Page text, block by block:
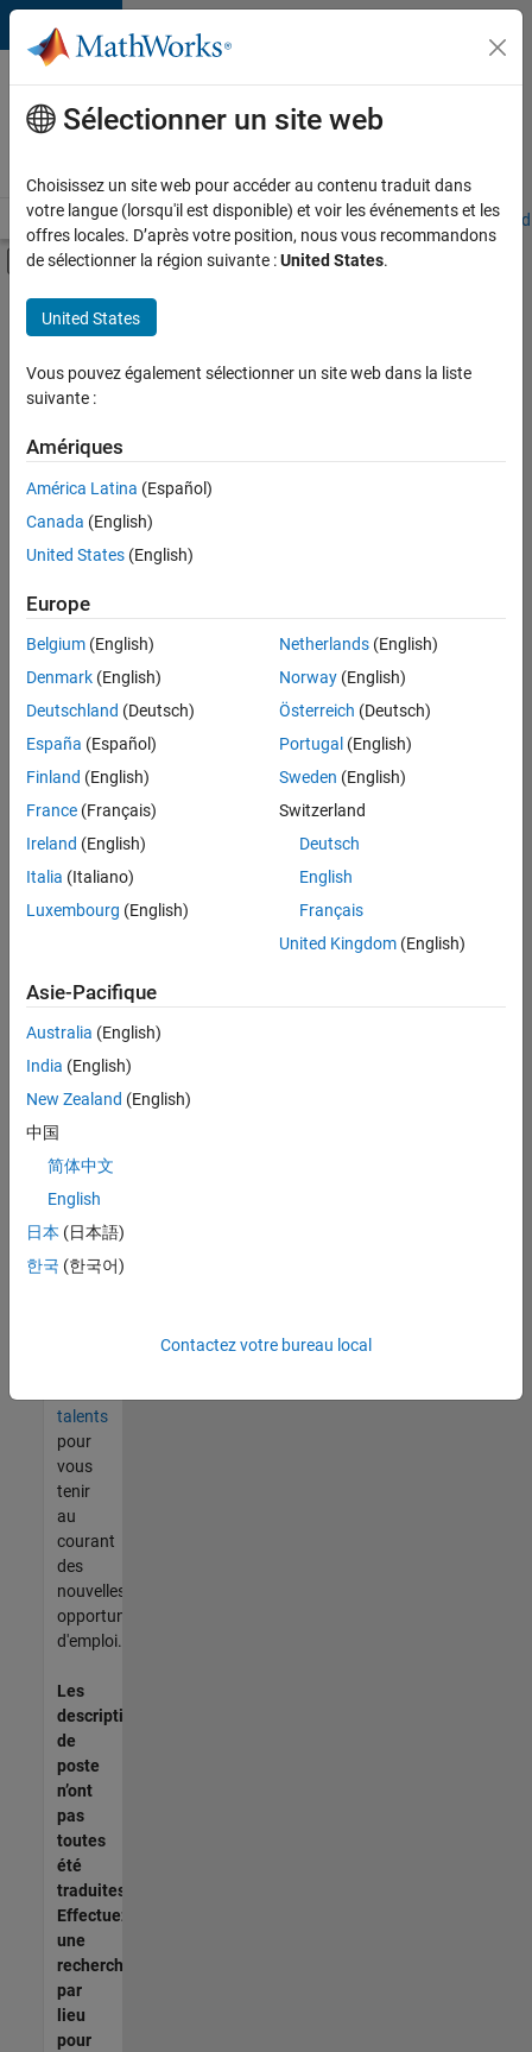
Passer au contenu
Votre
carrière
chez
Accueil Explorer nos opportunités Adresses de nos bureaux
Activer/désactiver l'affichage du menu
Contenu principal
FILTRER PAR
Programme destiné aux nouvelles carrières (EDG)
Applications et outils commerciaux
Ingénierie de la qualité
Actuellement,
aucune
offre
d'emploi
correspondant
à vos
critères
de
recherche.
Vous
pouvez
élargir
votre
recherche
ou
afficher
l’ensemble
d'emploi.
malgré
tout
vous
trouvez
pas
d'offre
corresponde
à vos
talents
pour
vous
tenir
au
courant
des
nouvelles
opportunités
d'emploi.
Les
descriptions
de
poste
n’ont
pas
toutes
été
traduites.
Effectuez
une
recherche
par
lieu
pour
Sélectionner un site web
Choisissez un site web pour accéder au contenu traduit dans
votre langue (lorsqu'il est disponible) et voir les événements et les
offres locales. D’après votre position, nous vous recommandons
de sélectionner la région suivante :United States.
United States
Vous pouvez également sélectionner un site web dans la liste
suivante :
Amériques
América Latina (Español)
Canada (English)
United States (English)
Europe
Belgium (English)
Denmark (English)
Deutschland (Deutsch)
España (Español)
Finland (English)
France (Français)
Ireland (English)
Italia (Italiano)
Luxembourg (English)
Netherlands(English)
Norway(English)
Österreich (Deutsch)
Portugal (English)
Sweden (English)
Switzerland
Deutsch
English
Français
United Kingdom(English)
Asie-Pacifique
Australia (English)
India (English)
New Zealand (English)
中国
简体中文
English
日本 (日本語)
한국 (한국어)
Contactez votre bureau local